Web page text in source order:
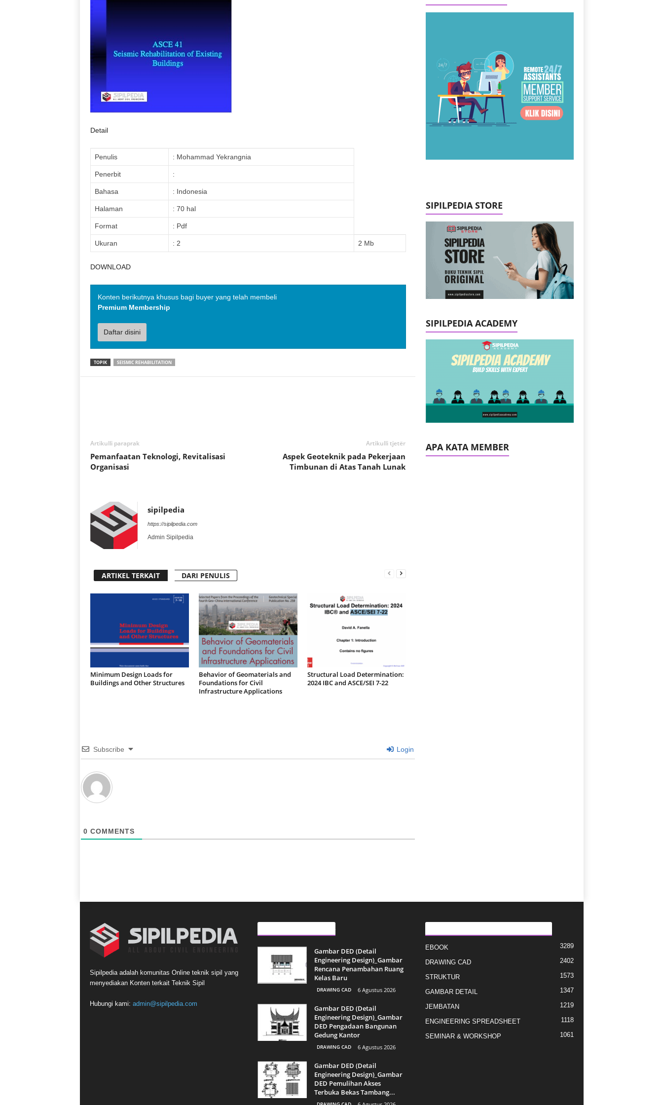
Detail
Penulis : Mohammad Yekrangnia
Penerbit :
Bahasa : Indonesia
Halaman : 70 hal
Format : Pdf
Ukuran : 2 2 Mb
DOWNLOAD
Konten berikutnya khusus bagi buyer yang telah membeli
Premium Membership
Daftar disini
TOPIK SEISMIC REHABILITATION
Artikulli paraprak
Pemanfaatan Teknologi, Revitalisasi
Organisasi
Artikulli tjetër
Aspek Geoteknik pada Pekerjaan
Timbunan di Atas Tanah Lunak
sipilpedia
https://sipilpedia.com
Admin Sipilpedia
ARTIKEL TERKAIT DARI PENULIS
Minimum Design Loads for
Buildings and Other Structures
Behavior of Geomaterials and
Foundations for Civil
Infrastructure Applications
Structural Load Determination:
2024 IBC and ASCE/SEI 7-22
Subscribe Login
0 COMMENTS
SIPILPEDIA STORE
SIPILPEDIA ACADEMY
APA KATA MEMBER
Sipilpedia adalah komunitas Online teknik sipil yang
menyediakan Konten terkait Teknik Sipil
Hubungi kami: admin@sipilpedia.com
ARTIKEL LAINNYA
Gambar DED (Detail
Engineering Design)_Gambar
Rencana Penambahan Ruang
Kelas Baru
DRAWING CAD 6 Agustus 2026
Gambar DED (Detail
Engineering Design)_Gambar
DED Pengadaan Bangunan
Gedung Kantor
DRAWING CAD 6 Agustus 2026
Gambar DED (Detail
Engineering Design)_Gambar
DED Pemulihan Akses
Terbuka Bekas Tambang...
KATEGORI E POPULLARIZUAR
EBOOK 3289
DRAWING CAD 2402
STRUKTUR 1573
GAMBAR DETAIL 1347
JEMBATAN 1219
ENGINEERING SPREADSHEET 1118
SEMINAR & WORKSHOP 1061